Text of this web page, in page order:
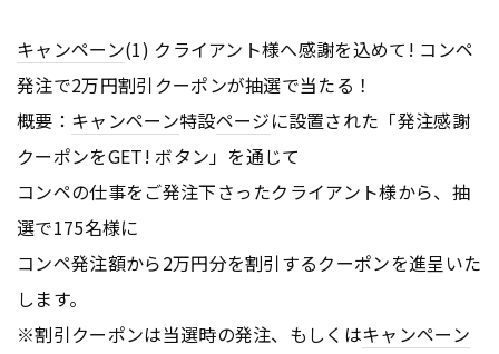
キャンペーン(1) クライアント様へ感謝を込めて! コンペ
発注で2万円割引クーポンが抽選で当たる！
概要： キャンペーン特設ページに設置された「発注感謝
クーポンをGET! ボタン」を通じて
コンペの仕事をご発注下さったクライアント様から、抽
選で175名様に
コンペ発注額から2万円分を割引するクーポンを進呈いた
します。
※割引クーポンは当選時の発注、もしくはキャンペーン